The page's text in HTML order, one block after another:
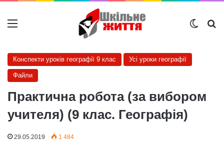
Меню
Конспекти уроків географії 9 клас Усі уроки географії
Файли
Практична робота (за вибором
учителя) (9 клас. Географія)
29.05.2019 1 484